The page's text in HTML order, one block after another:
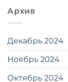
Архив
Декабрь 2024
Ноябрь 2024
Октябрь 2024